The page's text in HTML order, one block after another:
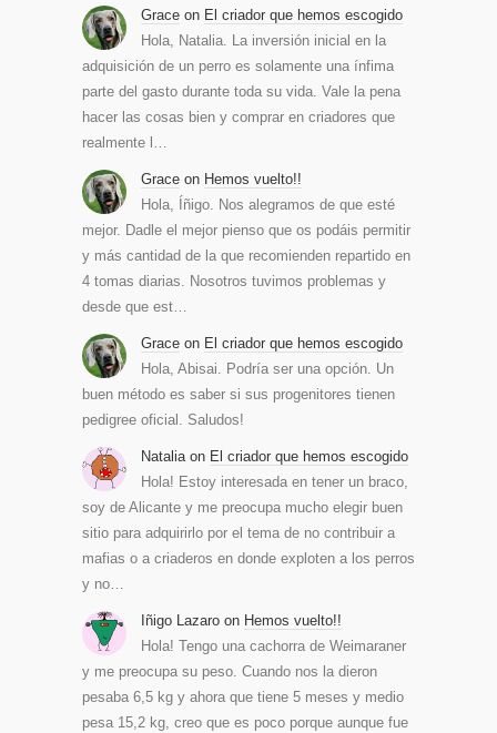
Grace on El criador que hemos escogido
Hola, Natalia. La inversión inicial en la
adquisición de un perro es solamente una ínfima
parte del gasto durante toda su vida. Vale la pena
hacer las cosas bien y comprar en criadores que
realmente l…
Grace on Hemos vuelto!!
Hola, Íñigo. Nos alegramos de que esté
mejor. Dadle el mejor pienso que os podáis permitir
y más cantidad de la que recomienden repartido en
4 tomas diarias. Nosotros tuvimos problemas y
desde que est…
Grace on El criador que hemos escogido
Hola, Abisai. Podría ser una opción. Un
buen método es saber si sus progenitores tienen
pedigree oficial. Saludos!
Natalia on El criador que hemos escogido
Hola! Estoy interesada en tener un braco,
soy de Alicante y me preocupa mucho elegir buen
sitio para adquirirlo por el tema de no contribuir a
mafias o a criaderos en donde exploten a los perros
y no…
Iñigo Lazaro on Hemos vuelto!!
Hola! Tengo una cachorra de Weimaraner
y me preocupa su peso. Cuando nos la dieron
pesaba 6,5 kg y ahora que tiene 5 meses y medio
pesa 15,2 kg, creo que es poco porque aunque fue